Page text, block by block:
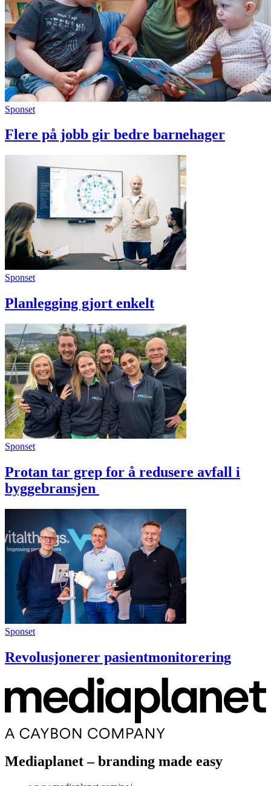
Sponset
Flere på jobb gir bedre barnehager
Sponset
Planlegging gjort enkelt
Sponset
Protan tar grep for å redusere avfall i
byggebransjen
Sponset
Revolusjonerer pasientmonitorering
Mediaplanet – branding made easy